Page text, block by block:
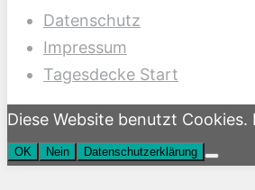
Datenschutz
Impressum
Tagesdecke Start
Diese Website benutzt Cookies.
OK Nein Datenschutzerklärung